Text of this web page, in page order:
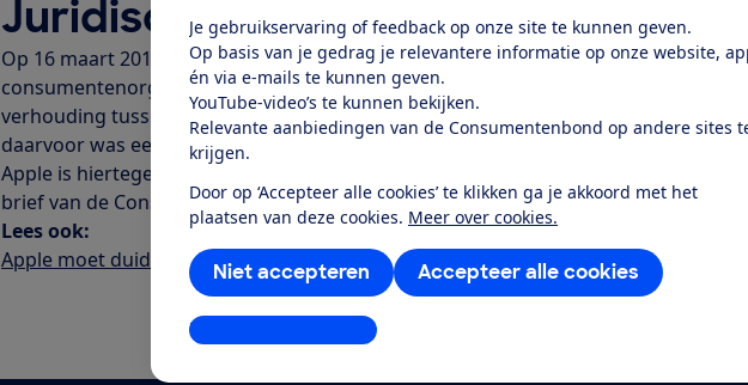
Je gebruikservaring of feedback op onze site te kunnen geven.
Op basis van je gedrag je relevantere informatie op onze website,
én via e-mails te kunnen geven.
YouTube-video’s te kunnen bekijken.
Relevante aanbiedingen van de Consumentenbond op andere sites
krijgen.
Door op ‘Accepteer alle cookies’ te klikken ga je akkoord met het
plaatsen van deze cookies. Meer over cookies.
Accepteer alle cookies
Niet accepteren
Instellingen aanpassen
Juridische actie
Op 16 maart 2012 heeft de Consumentenbond, gezamenlijk met tien andere
consumentenorganisaties van Apple geëist dat zij duidelijker communiceren over
verhouding tussen de wettelijke garantie en de garantie die Apple zelf biedt.
daarvoor was een veroordeling van Apple door de Italiaanse
Apple is hiertegen in beroep gegaan. Apple heeft nog niet inhoudelijk gereageerd
brief van de Consumentenbond.
Lees ook:
Apple moet duidelijker zijn over garantie